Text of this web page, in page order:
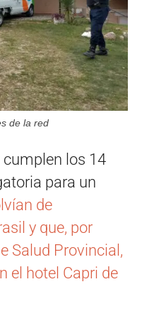
de la red
los 14
para un
de
y que, por
Salud Provincial,
el hotel Capri de